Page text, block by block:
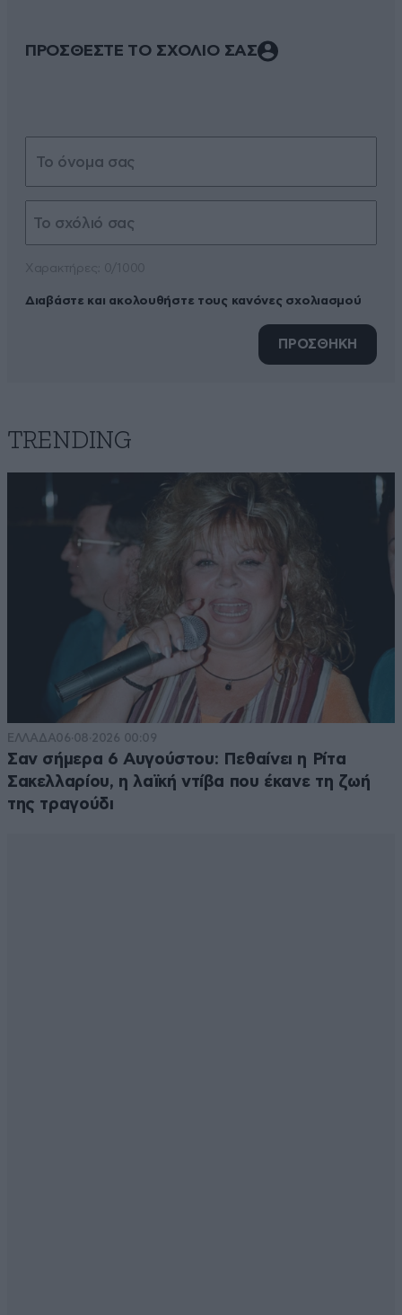
ΠΡΟΣΘΕΣΤΕ ΤΟ ΣΧΟΛΙΟ ΣΑΣ
Διαβάστε και ακολουθήστε τους κανόνες σχολιασμού
ΠΡΟΣΘΗΚΗ
TRENDING
ΕΛΛΑΔΑ06·08·2026 00:09
Σαν σήμερα 6 Αυγούστου: Πεθαίνει η Ρίτα
Σακελλαρίου, η λαϊκή ντίβα που έκανε τη ζωή
της τραγούδι